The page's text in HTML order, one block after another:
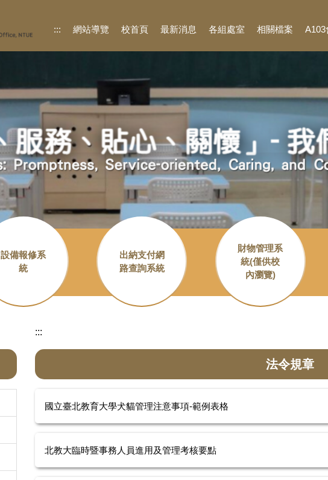
::: 網站導覽 校首頁 最新消息 各組處室 相關檔案 A103
設備報修系
統
出納支付網
路查詢系統
財物管理系
統(僅供校
內瀏覽)
:::
法令規章
國立臺北教育大學犬貓管理注意事項-範例表格
北教大臨時暨事務人員進用及管理考核要點